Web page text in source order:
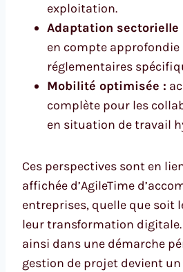
exploitation.
Adaptation sectorielle
en compte approfondie
réglementaires
Mobilité optimisée :
complète pour les
en situation de travail
Ces perspectives sont en
affichée d’AgileTime
entreprises, quelle que soit
leur transformation digitale.
ainsi dans une démarche
gestion de projet devient